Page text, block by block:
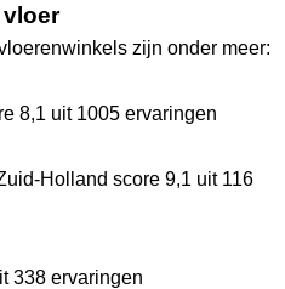
zijn onder meer:
8,1 uit 1005 ervaringen
Holland score 9,1 uit 116
338 ervaringen